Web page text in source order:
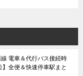
電車＆代行バス接続時
全便＆快速停車駅まと